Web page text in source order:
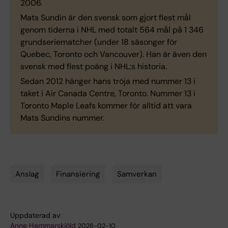
2006.
Mats Sundin är den svensk som gjort flest mål
genom tiderna i NHL med totalt 564 mål på 1 346
grundseriematcher (under 18 säsonger för
Quebec, Toronto och Vancouver). Han är även den
svensk med flest poäng i NHL:s historia.
Sedan 2012 hänger hans tröja med nummer 13 i
taket i Air Canada Centre, Toronto. Nummer 13 i
Toronto Maple Leafs kommer för alltid att vara
Mats Sundins nummer.
Anslag Finansiering Samverkan
Uppdaterad av:
Anne Hammarskjöld 2026-02-10